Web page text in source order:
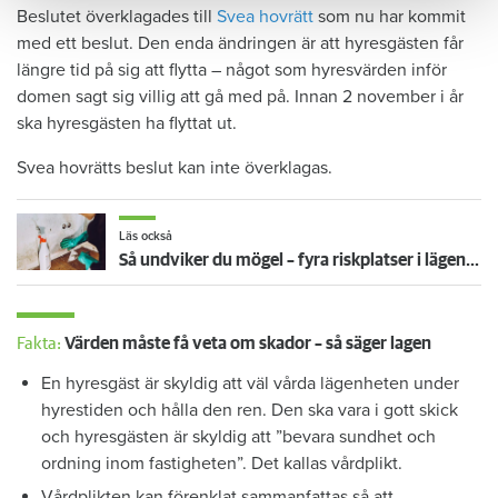
Beslutet överklagades till Svea hovrätt som nu har kommit
med ett beslut. Den enda ändringen är att hyresgästen får
längre tid på sig att flytta – något som hyresvärden inför
domen sagt sig villig att gå med på. Innan 2 november i år
ska hyresgästen ha flyttat ut.
Svea hovrätts beslut kan inte överklagas.
Läs också
Så undviker du mögel – fyra riskplatser i lägenheten: ”Måste städa bort”
Fakta: Värden måste få veta om skador – så säger lagen
En hyresgäst är skyldig att väl vårda lägenheten under
hyrestiden och hålla den ren. Den ska vara i gott skick
och hyresgästen är skyldig att ”bevara sundhet och
ordning inom fastigheten”. Det kallas vårdplikt.